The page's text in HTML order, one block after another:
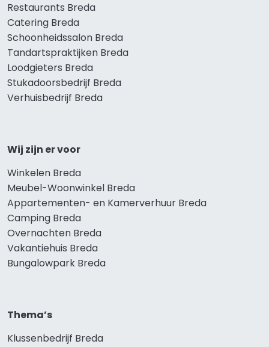
Restaurants Breda
Catering Breda
Schoonheidssalon Breda
Tandartspraktijken Breda
Loodgieters Breda
Stukadoorsbedrijf Breda
Verhuisbedrijf Breda
Wij zijn er voor
Winkelen Breda
Meubel-Woonwinkel Breda
Appartementen- en Kamerverhuur Breda
Camping Breda
Overnachten Breda
Vakantiehuis Breda
Bungalowpark Breda
Thema’s
Klussenbedrijf Breda